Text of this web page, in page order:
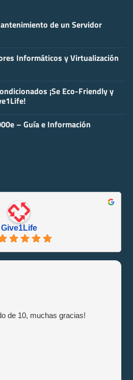
de un Servidor
Informáticos y Virtualización
¡Se Eco-Friendly y
– Guía e Información
Give1Life
de 10, muchas gracias!